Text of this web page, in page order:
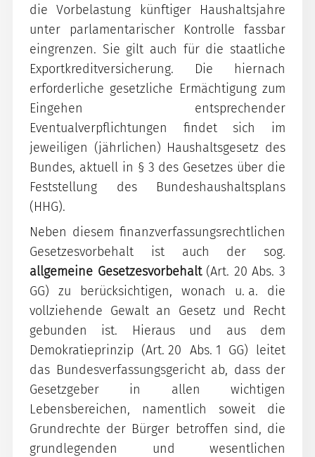
die Vorbelastung künftiger Haushaltsjahre
unter parlamentarischer Kontrolle fassbar
eingrenzen. Sie gilt auch für die staatliche
Exportkreditversicherung. Die hiernach
erforderliche gesetzliche Ermächtigung zum
Eingehen entsprechender
Eventualverpflichtungen findet sich im
jeweiligen (jährlichen) Haushaltsgesetz des
Bundes, aktuell in § 3 des Gesetzes über die
Feststellung des Bundeshaushaltsplans
(HHG).
Neben diesem finanzverfassungsrechtlichen
Gesetzesvorbehalt ist auch der sog.
allgemeine Gesetzesvorbehalt(Art. 20 Abs. 3
GG) zu berücksichtigen, wonach u. a. die
vollziehende Gewalt an Gesetz und Recht
gebunden ist. Hieraus und aus dem
Demokratieprinzip (Art. 20 Abs. 1 GG) leitet
das Bundesverfassungsgericht ab, dass der
Gesetzgeber in allen wichtigen
Lebensbereichen, namentlich soweit die
Grundrechte der Bürger betroffen sind, die
grundlegenden und wesentlichen